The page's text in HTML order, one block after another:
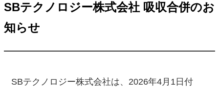
SBテクノロジー株式会社 吸収合併のお
知らせ
SBテクノロジー株式会社は、2026年4月1日付